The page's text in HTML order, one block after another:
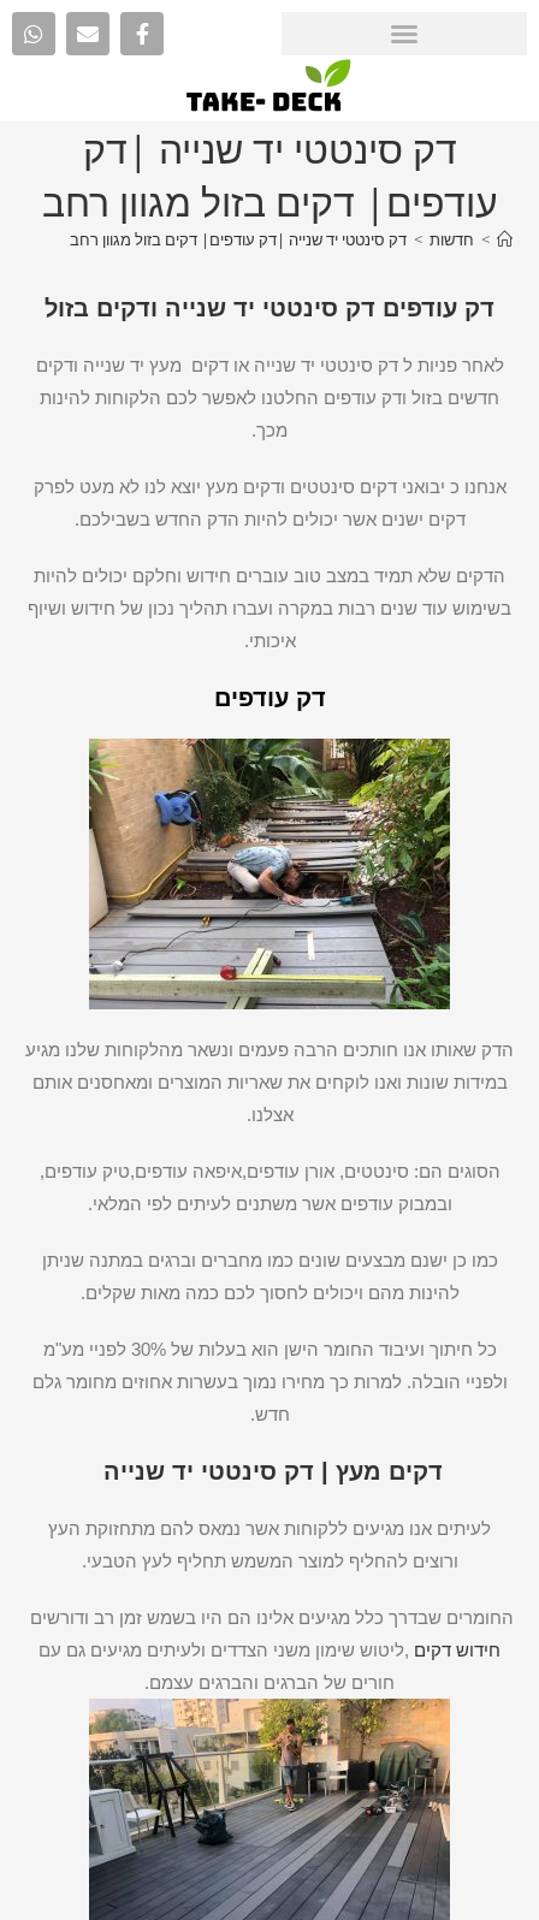
דק סינטטי יד שנייה |דק
עודפים| דקים בזול מגוון רחב
> חדשות > דק סינטטי יד שנייה |דק עודפים| דקים בזול מגוון רחב
דק עודפים דק סינטטי יד שנייה ודקים בזול
לאחר פניות ל דק סינטטי יד שנייה או דקים מעץ יד שנייה ודקים
חדשים בזול ודק עודפים החלטנו לאפשר לכם הלקוחות להינות
מכך.
אנחנו כ יבואני דקים סינטטים ודקים מעץ יוצא לנו לא מעט לפרק
דקים ישנים אשר יכולים להיות הדק החדש בשבילכם.
הדקים שלא תמיד במצב טוב עוברים חידוש וחלקם יכולים להיות
בשימוש עוד שנים רבות במקרה ועברו תהליך נכון של חידוש ושיוף
איכותי.
דק עודפים
הדק שאותו אנו חותכים הרבה פעמים ונשאר מהלקוחות שלנו מגיע
במידות שונות ואנו לוקחים את שאריות המוצרים ומאחסנים אותם
אצלנו.
הסוגים הם: סינטטים, אורן עודפים,איפאה עודפים,טיק עודפים,
ובמבוק עודפים אשר משתנים לעיתים לפי המלאי.
כמו כן ישנם מבצעים שונים כמו מחברים וברגים במתנה שניתן
להינות מהם ויכולים לחסוך לכם כמה מאות שקלים.
כל חיתוך ועיבוד החומר הישן הוא בעלות של 30% לפניי מע"מ
ולפניי הובלה. למרות כך מחירו נמוך בעשרות אחוזים מחומר גלם
חדש.
דקים מעץ | דק סינטטי יד שנייה
לעיתים אנו מגיעים ללקוחות אשר נמאס להם מתחזוקת העץ
ורוצים להחליף למוצר המשמש תחליף לעץ הטבעי.
החומרים שבדרך כלל מגיעים אלינו הם היו בשמש זמן רב ודורשים
חידוש דקים ,ליטוש שימון משני הצדדים ולעיתים מגיעים גם עם
חורים של הברגים והברגים עצמם.